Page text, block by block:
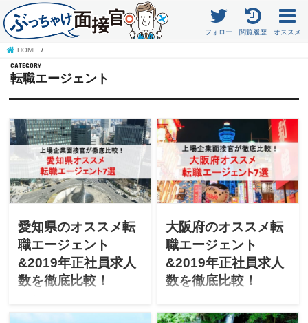
フォロー 閲覧履歴 オススメ
HOME
転職エージェント
愛知県のオススメ転
職エージェント
&2019年正社員求人
数を徹底比較！
い」「愛知にUターン転職し
大阪府のオススメ転
職エージェント
&2019年正社員求人
数を徹底比較！
い」「大阪にUターン転職し